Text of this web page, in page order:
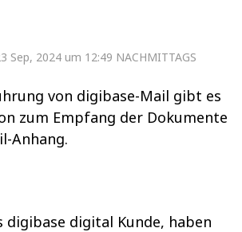
Sep, 2024 um 12:49 NACHMITTAGS
von digibase-Mail gibt es
zum Empfang der Dokumente
Anhang.
digibase digital Kunde, haben